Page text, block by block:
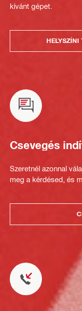
kívánt gépet.
HELYSZÍNI
Csevegés
Szeretnél azonnal
meg a kérdésed, és